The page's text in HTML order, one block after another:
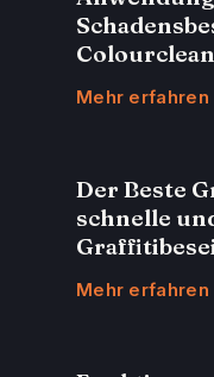
Colourclean
Mehr
Der Beste
schnelle
Mehr